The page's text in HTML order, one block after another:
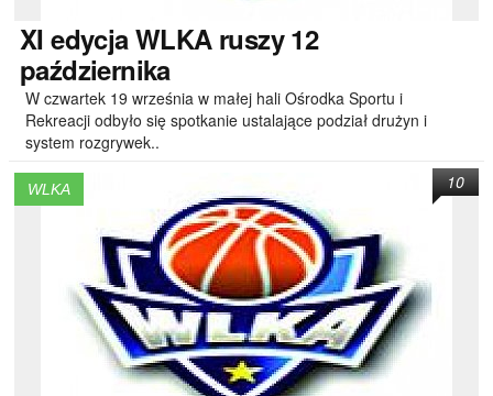
XI edycja WLKA ruszy 12
października
W czwartek 19 września w małej hali Ośrodka Sportu i
Rekreacji odbyło się spotkanie ustalające podział drużyn i
system rozgrywek..
WLKA 10